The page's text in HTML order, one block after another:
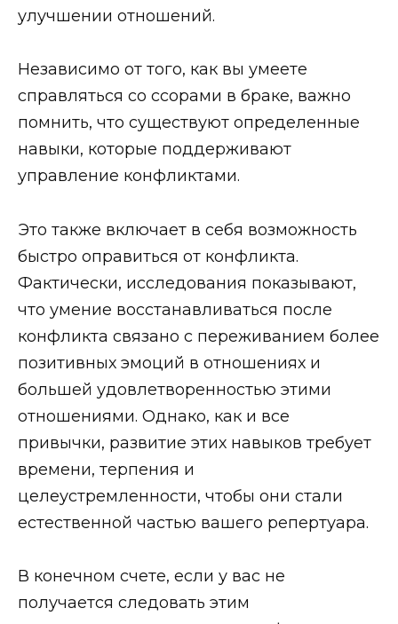
улучшении отношений.
Независимо от того, как вы умеете
справляться со ссорами в браке, важно
помнить, что существуют определенные
навыки, которые поддерживают
управление конфликтами.
Это также включает в себя возможность
быстро оправиться от конфликта.
Фактически, исследования показывают,
что умение восстанавливаться после
конфликта связано с переживанием более
позитивных эмоций в отношениях и
большей удовлетворенностью этими
отношениями. Однако, как и все
привычки, развитие этих навыков требует
времени, терпения и
целеустремленности, чтобы они стали
естественной частью вашего репертуара.
В конечном счете, если у вас не
получается следовать этим